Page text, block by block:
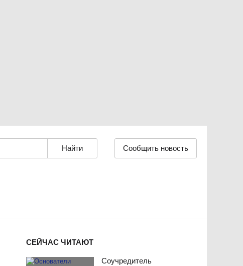
Сообщить новость
СЕЙЧАС ЧИТАЮТ
Соучредитель